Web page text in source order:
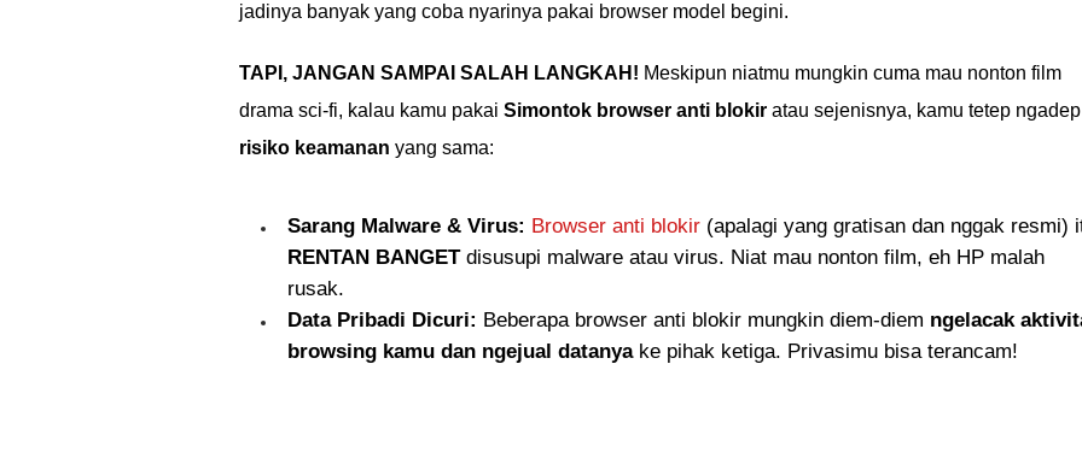
jadinya banyak yang coba nyarinya pakai browser model begini.
TAPI, JANGAN SAMPAI SALAH LANGKAH! Meskipun niatmu mungkin cuma mau nonton film
drama sci-fi, kalau kamu pakai Simontok browser anti blokir atau sejenisnya, kamu tetep
risiko keamanan yang sama:
Sarang Malware & Virus: Browser anti blokir (apalagi yang gratisan dan nggak resmi)
RENTAN BANGETdisusupi malware atau virus. Niat mau nonton film, eh HP malah
rusak.
Data Pribadi Dicuri: Beberapa browser anti blokir mungkin diem-diem ngelacak
browsing kamu dan ngejual datanyake pihak ketiga. Privasimu bisa terancam!